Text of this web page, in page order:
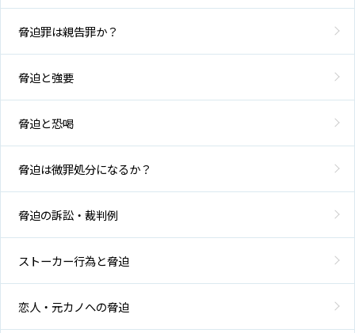
脅迫罪は親告罪か？
脅迫と強要
脅迫と恐喝
脅迫は微罪処分になるか？
脅迫の訴訟・裁判例
ストーカー行為と脅迫
恋人・元カノへの脅迫